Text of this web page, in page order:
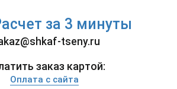
за 3 минуты
tseny.ru
заказ картой:
Оплата с сайта